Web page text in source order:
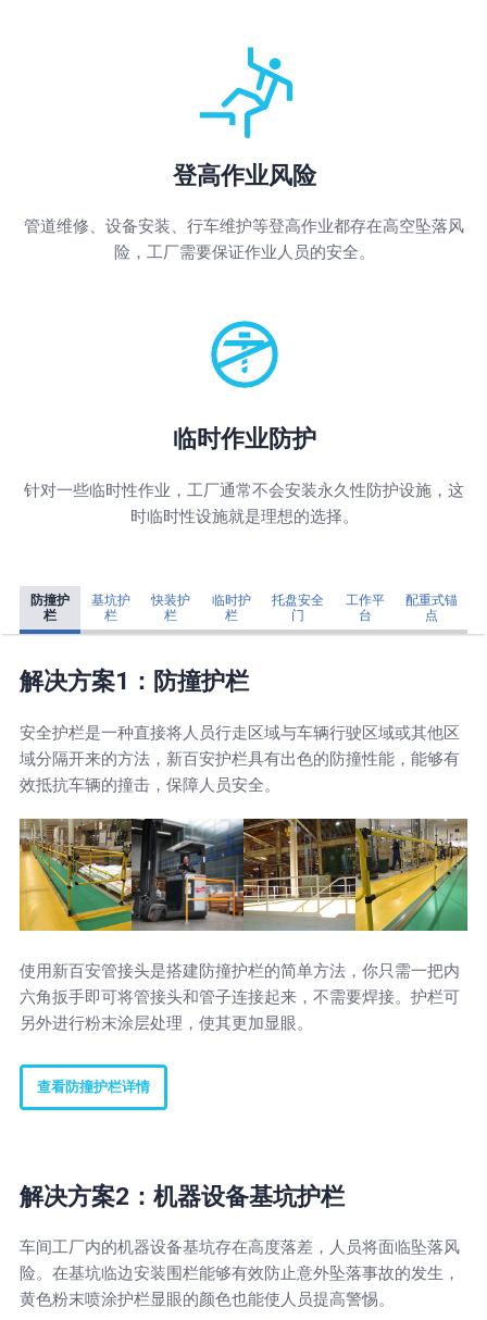
登高作业风险
管道维修、设备安装、行车维护等登高作业都存在高空坠落风
险，工厂需要保证作业人员的安全。
临时作业防护
针对一些临时性作业，工厂通常不会安装永久性防护设施，这
时临时性设施就是理想的选择。
防撞护
栏
基坑护
栏
快装护
栏
临时护
栏
托盘安全
门
工作平
台
配重式锚
点
解决方案1：防撞护栏
安全护栏是一种直接将人员行走区域与车辆行驶区域或其他区
域分隔开来的方法，新百安护栏具有出色的防撞性能，能够有
效抵抗车辆的撞击，保障人员安全。
使用新百安管接头是搭建防撞护栏的简单方法，你只需一把内
六角扳手即可将管接头和管子连接起来，不需要焊接。护栏可
另外进行粉末涂层处理，使其更加显眼。
查看防撞护栏详情
解决方案2：机器设备基坑护栏
车间工厂内的机器设备基坑存在高度落差，人员将面临坠落风
险。在基坑临边安装围栏能够有效防止意外坠落事故的发生，
黄色粉末喷涂护栏显眼的颜色也能使人员提高警惕。